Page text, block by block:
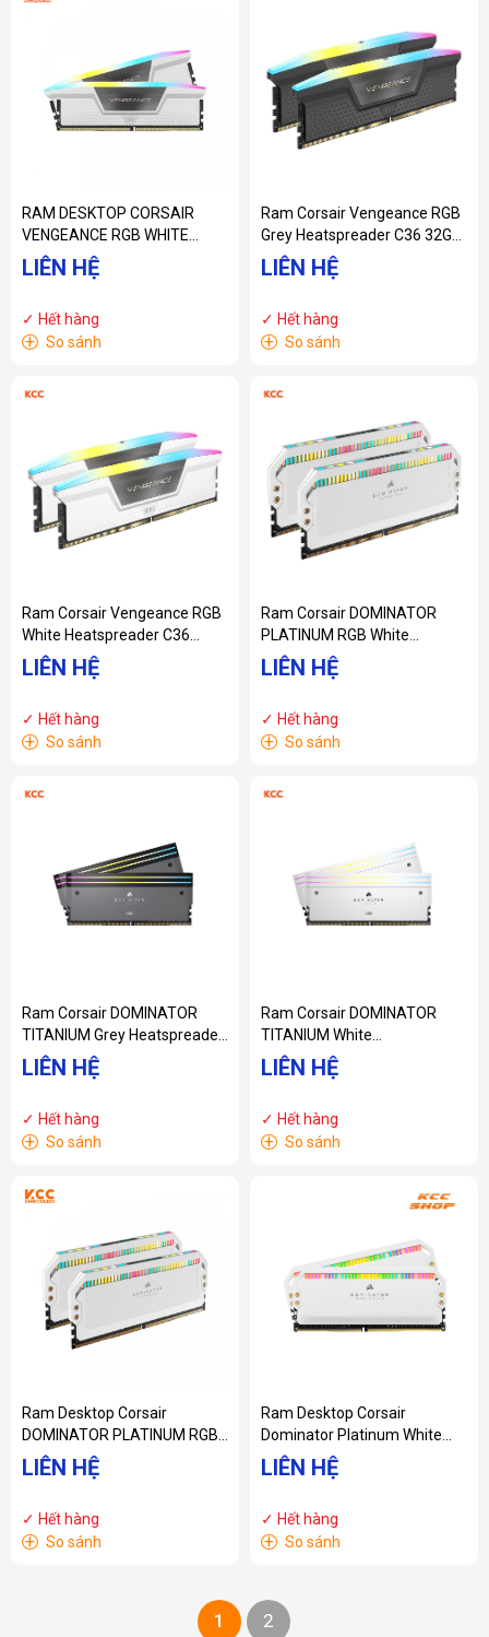
RAM DESKTOP CORSAIR
VENGEANCE RGB WHITE
HEATSPREADER 32GB
(2X16GB) DDR5 5600MHZ
LIÊN HỆ
✓ Hết hàng
+ So sánh
Ram Corsair Vengeance RGB
Grey Heatspreader C36 32GB
(2x16GB) 6000 MHz DDR5
AMD EXPO & Intel XMP
LIÊN HỆ
✓ Hết hàng
+ So sánh
Ram Corsair Vengeance RGB
White Heatspreader C36
32GB (2x16GB) 6000 MHz
DDR5 AMD EXPO & Intel XMP
LIÊN HỆ
✓ Hết hàng
+ So sánh
Ram Corsair DOMINATOR
PLATINUM RGB White
Heatspreader C36 32GB
(2x16GB) 6000 MHz DDR5
LIÊN HỆ
✓ Hết hàng
+ So sánh
Ram Corsair DOMINATOR
TITANIUM Grey Heatspreader
C30 32GB (2x16GB) 6000
MHz DDR5 AMD EXPO & Intel
(CMP32GX5M2B6000Z30)
LIÊN HỆ
✓ Hết hàng
+ So sánh
Ram Corsair DOMINATOR
TITANIUM White
Heatspreader C30 32GB
(2x16GB) 6000 MHz DDR5
(CMP32GX5M2B6000Z30W)
LIÊN HỆ
✓ Hết hàng
+ So sánh
Ram Desktop Corsair
DOMINATOR PLATINUM RGB
White Heatspreader
(CMT32GX5M2B5600C36W)
5600Mhz
LIÊN HỆ
✓ Hết hàng
+ So sánh
Ram Desktop Corsair
Dominator Platinum White
RGB
(CMT32GX4M2E3200C16W)
LIÊN HỆ
✓ Hết hàng
+ So sánh
1 2